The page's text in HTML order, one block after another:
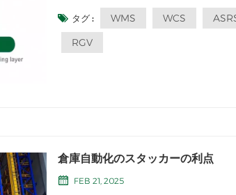
と高度なテクノロジーを活用して、
適化します。この記事では、AW...
タグ : WMS WCS
RGV
倉庫自動化のスタッカーの利点
FEB 21, 2025